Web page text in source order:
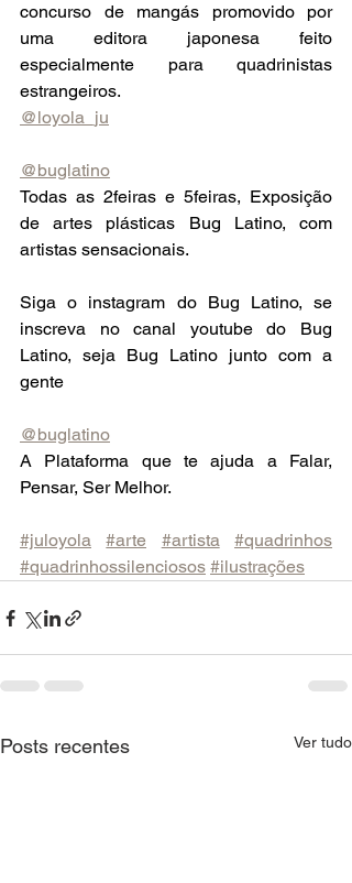
concurso de mangás promovido por
uma editora japonesa feito
especialmente para quadrinistas
estrangeiros.
@loyola_ju
@buglatino
Todas as 2feiras e 5feiras, Exposição
de artes plásticas Bug Latino, com
artistas sensacionais.
Siga o instagram do Bug Latino, se
inscreva no canal youtube do Bug
Latino, seja Bug Latino junto com a
gente
@buglatino
A Plataforma que te ajuda a Falar,
Pensar, Ser Melhor.
#juloyola #arte #artista
#quadrinhos
#quadrinhossilenciosos #ilustrações
Posts recentes Ver tudo